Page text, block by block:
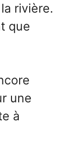
rivière.
que
une
à